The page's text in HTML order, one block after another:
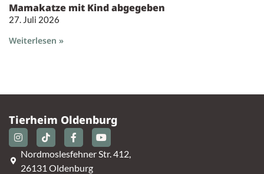
Mamakatze mit Kind abgegeben
27. Juli 2026
Weiterlesen »
Tierheim Oldenburg
Nordmoslesfehner Str. 412,
26131 Oldenburg